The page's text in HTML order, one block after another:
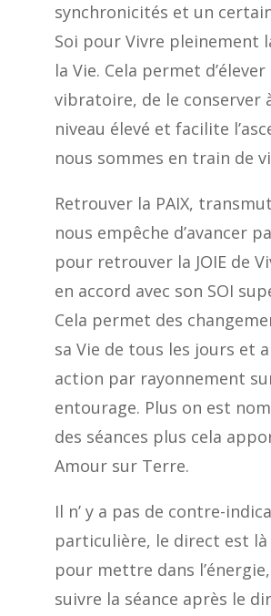
synchronicités et un
Soi pour Vivre pleinement
la Vie. Cela permet
vibratoire, de le conserver
niveau élevé et facilite
nous sommes en train de
Retrouver la PAIX,
nous empêche d’avancer
pour retrouver la JOIE de
en accord avec son SOI
Cela permet des
sa Vie de tous les jours et
action par rayonnement
entourage. Plus on est
des séances plus cela
Amour sur Terre.
Il n’ y a pas de contre-
particulière, le direct est
pour mettre dans
suivre la séance après le